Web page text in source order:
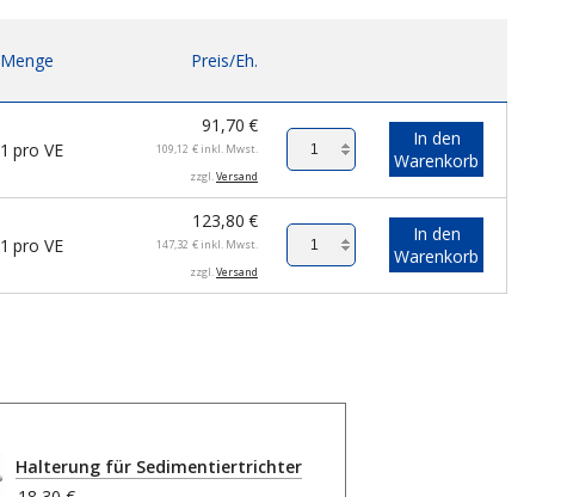
Menge Preis/Eh.
1 pro VE
91,70 €
109,12 € inkl. Mwst.
zzgl.Versand
In den
Warenkorb
1 pro VE
123,80 €
147,32 € inkl. Mwst.
zzgl.Versand
In den
Warenkorb
Halterung für Sedimentiertrichter